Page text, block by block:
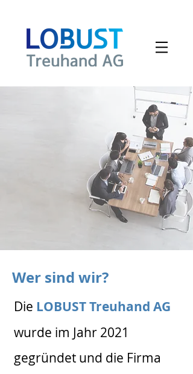
Wer sind wir?
Die LOBUST Treuhand AG
wurde im Jahr 2021
gegründet und die Firma